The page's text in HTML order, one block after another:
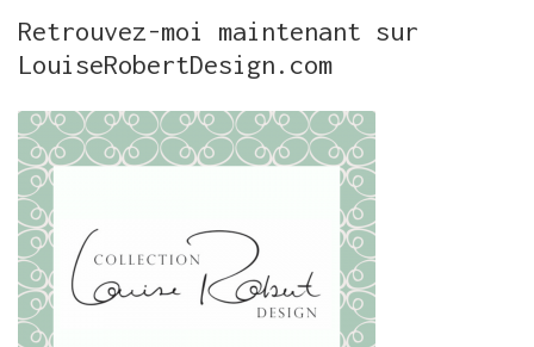
Retrouvez-moi maintenant sur
LouiseRobertDesign.com